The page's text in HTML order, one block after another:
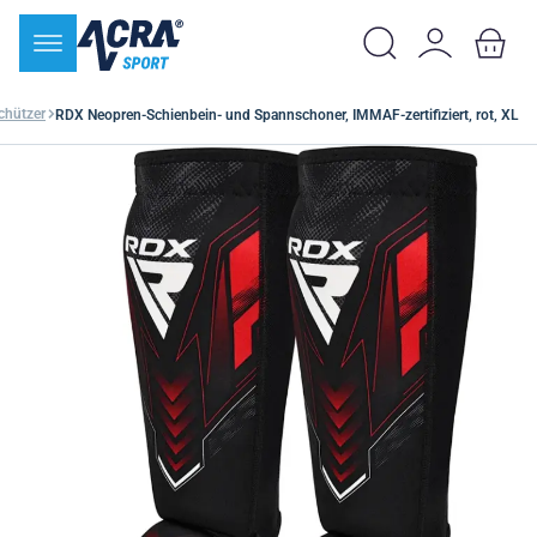
RDX Neopren-Schienbein- und Spannschoner, IMMAF-zertifiziert, rot, XL